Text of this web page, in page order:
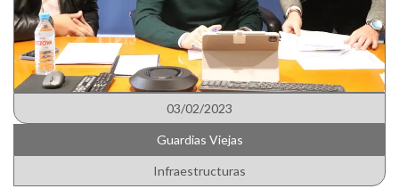
03/02/2023
Guardias Viejas
Infraestructuras